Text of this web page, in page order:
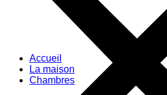
Accueil
La maison
Chambres